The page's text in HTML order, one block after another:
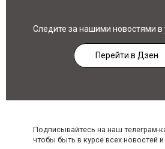
Следите за нашими новостями
Перейти в Дзен
Подписывайтесь на наш телеграм-
чтобы быть в курсе всех новостей